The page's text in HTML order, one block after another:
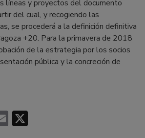
líneas y proyectos del documento
del cual, y recogiendo las
se procederá a la definición definitiva
+20. Para la primavera de 2018
de la estrategia por los socios
pública y la concreción de
Email